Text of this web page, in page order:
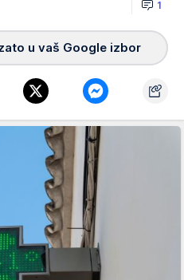
1
u vaš Google izbor